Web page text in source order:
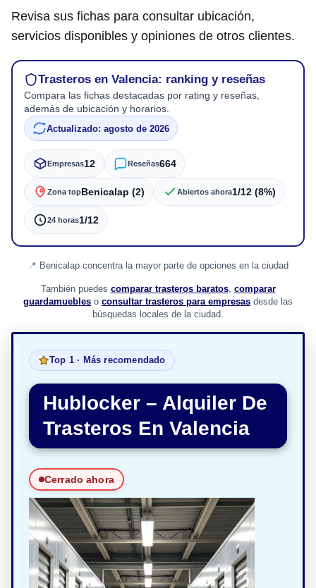
Revisa sus fichas para consultar ubicación,
servicios disponibles y opiniones de otros clientes.
Trasteros en Valencia: ranking y reseñas
Compara las fichas destacadas por rating y reseñas,
además de ubicación y horarios.
Actualizado: agosto de 2026
Empresas12 Reseñas664
Zona topBenicalap (2) Abiertos ahora1/12 (8%)
24 horas1/12
Benicalap concentra la mayor parte de opciones en la ciudad
También puedes comparar trasteros baratos, comparar
guardamuebles o consultar trasteros para empresas desde las
búsquedas locales de la ciudad.
Top 1 · Más recomendado
Hublocker – Alquiler De
Trasteros En Valencia
Cerrado ahora